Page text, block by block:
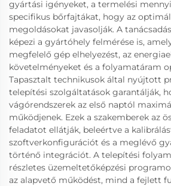
gyártási igényeket, a termelési
specifikus bőrfajtákat, hogy az
megoldásokat javasolják. A
képezi a gyártóhely felmérése is,
megfelelő gép elhelyezést, az
követelményeket és a folyamatáram
Tapasztalt technikusok által nyújtott
telepítési szolgáltatások garantálják,
vágórendszerek az első naptól
működjenek. Ezek a szakemberek az
feladatot ellátják, beleértve a
szoftverkonfigurációt és a meglévő
történő integrációt. A telepítési
részletes üzemeltetőképzési
az alapvető működést, mind a fejlett